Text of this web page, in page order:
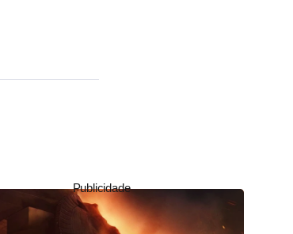
Publicidade